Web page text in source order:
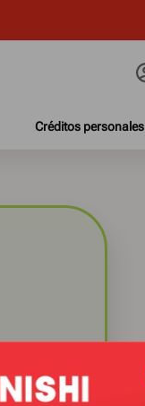
Créditos personales